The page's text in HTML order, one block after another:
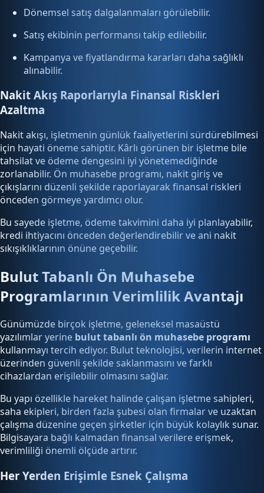
Dönemsel satış dalgalanmaları görülebilir.
Satış ekibinin performansı takip edilebilir.
Kampanya ve fiyatlandırma kararları daha sağlıklı
alınabilir.
Nakit Akış Raporlarıyla Finansal Riskleri
Azaltma
Nakit akışı, işletmenin günlük faaliyetlerini sürdürebilmesi
için hayati öneme sahiptir. Kârlı görünen bir işletme bile
tahsilat ve ödeme dengesini iyi yönetemediğinde
zorlanabilir. Ön muhasebe programı, nakit giriş ve
çıkışlarını düzenli şekilde raporlayarak finansal riskleri
önceden görmeye yardımcı olur.
Bu sayede işletme, ödeme takvimini daha iyi planlayabilir,
kredi ihtiyacını önceden değerlendirebilir ve ani nakit
sıkışıklıklarının önüne geçebilir.
Bulut Tabanlı Ön Muhasebe
Programlarının Verimlilik Avantajı
Günümüzde birçok işletme, geleneksel masaüstü
yazılımlar yerine bulut tabanlı ön muhasebe programı
kullanmayı tercih ediyor. Bulut teknolojisi, verilerin internet
üzerinden güvenli şekilde saklanmasını ve farklı
cihazlardan erişilebilir olmasını sağlar.
Bu yapı özellikle hareket halinde çalışan işletme sahipleri,
saha ekipleri, birden fazla şubesi olan firmalar ve uzaktan
çalışma düzenine geçen şirketler için büyük kolaylık sunar.
Bilgisayara bağlı kalmadan finansal verilere erişmek,
verimliliği önemli ölçüde artırır.
Her Yerden Erişimle Esnek Çalışma